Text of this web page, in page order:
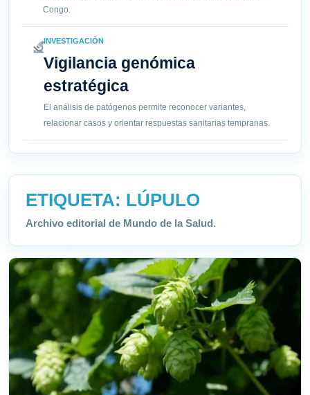
Congo.
INVESTIGACIÓN
Vigilancia genómica
estratégica
El análisis de patógenos permite reconocer variantes,
relacionar casos y orientar respuestas sanitarias tempranas.
ETIQUETA: LÚPULO
Archivo editorial de Mundo de la Salud.